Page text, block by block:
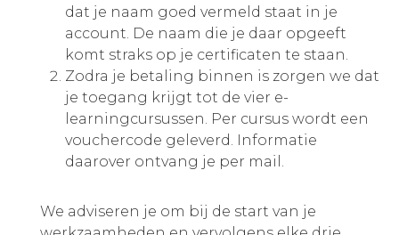
dat je naam goed vermeld staat in je
account. De naam die je daar opgeeft
komt straks op je certificaten te staan.
Zodra je betaling binnen is zorgen we dat
je toegang krijgt tot de vier e-
learningcursussen. Per cursus wordt een
vouchercode geleverd. Informatie
daarover ontvang je per mail.
We adviseren je om bij de start van je